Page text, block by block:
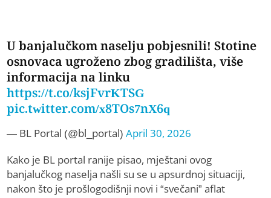
U banjalučkom naselju pobjesnili! Stotine
osnovaca ugroženo zbog gradilišta, više
informacija na linku
https://t.co/ksjFvrKTSG
pic.twitter.com/x8TOs7nX6q
— BL Portal (@bl_portal)April 30, 2026
Kako je BL portal ranije pisao, mještani ovog
banjalučkog naselja našli su se u apsurdnoj situaciji,
nakon što je prošlogodišnji novi i “svečani” aflat